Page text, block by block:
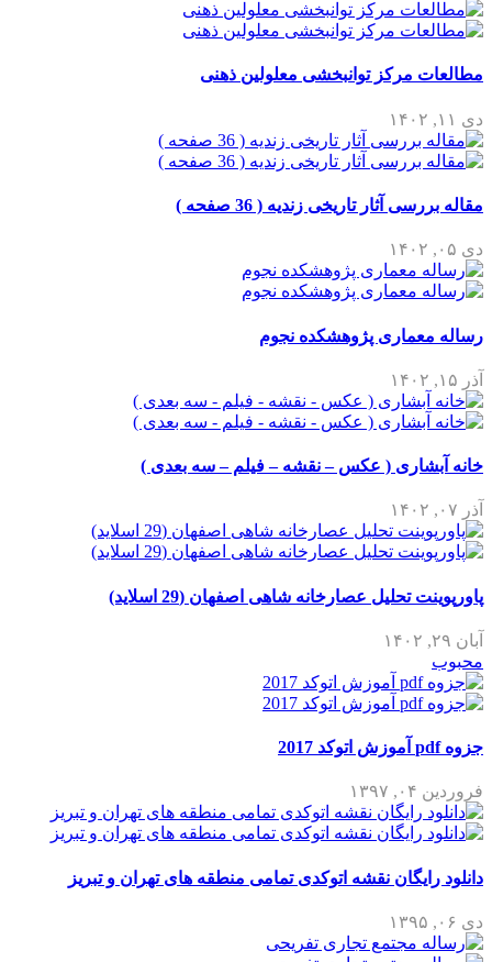
مرکز توانبخشی معلولین ذهنی
آثار تاریخی زندیه ( 36 صفحه )
پژوهشکده نجوم
( عکس – نقشه – فیلم – سه بعدی )
تحلیل عصارخانه شاهی اصفهان (29 اسلاید)
نقشه اتوکدی تمامی منطقه های تهران و تبریز